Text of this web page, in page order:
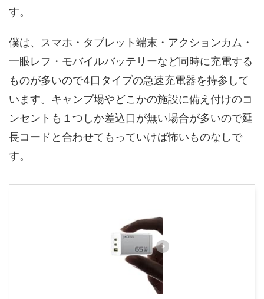
す。
僕は、スマホ・タブレット端末・アクションカム・
一眼レフ・モバイルバッテリーなど同時に充電する
ものが多いので4口タイプの急速充電器を持参して
います。キャンプ場やどこかの施設に備え付けのコ
ンセントも１つしか差込口が無い場合が多いので延
長コードと合わせてもっていけば怖いものなしで
す。